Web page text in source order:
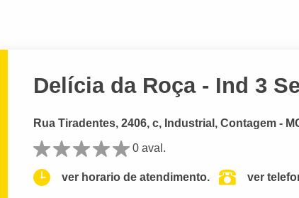
Delícia da Roça - Ind 3
Rua Tiradentes, 2406, c, Industrial, Contagem -
0 aval.
ver horario de atendimento. ver